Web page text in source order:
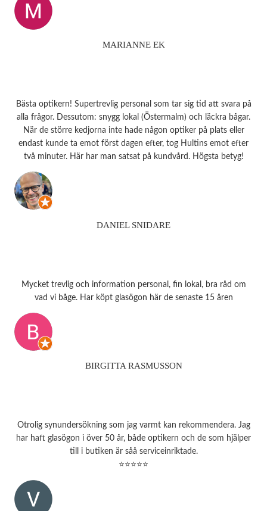
MARIANNE EK
Bästa optikern! Supertrevlig personal som tar sig tid att svara på
alla frågor. Dessutom: snygg lokal (Östermalm) och läckra bågar.
När de större kedjorna inte hade någon optiker på plats eller
endast kunde ta emot först dagen efter, tog Hultins emot efter
två minuter. Här har man satsat på kundvård. Högsta betyg!
DANIEL SNIDARE
Mycket trevlig och information personal, fin lokal, bra råd om
vad vi båge. Har köpt glasögon här de senaste 15 åren
BIRGITTA RASMUSSON
Otrolig synundersökning som jag varmt kan rekommendera. Jag
har haft glasögon i över 50 år, både optikern och de som hjälper
till i butiken är såå serviceinriktade.
⭐⭐⭐⭐⭐